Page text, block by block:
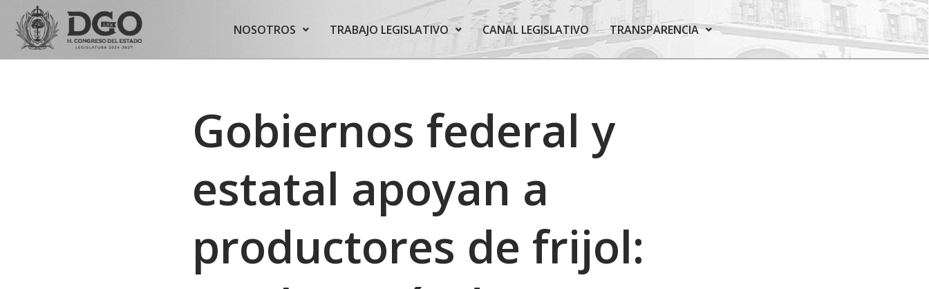
Saltar
NOSOTROS TRABAJO LEGISLATIVO CANAL LEGISLATIVO TRANSPARENCIA
Gobiernos federal y
estatal apoyan a
productores de frijol: